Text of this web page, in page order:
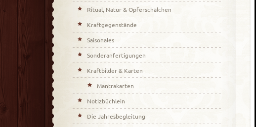
Ritual, Natur & Opferschälchen
Kraftgegenstände
Saisonales
Sonderanfertigungen
Kraftbilder & Karten
Mantrakarten
Notizbüchlein
Die Jahresbegleitung